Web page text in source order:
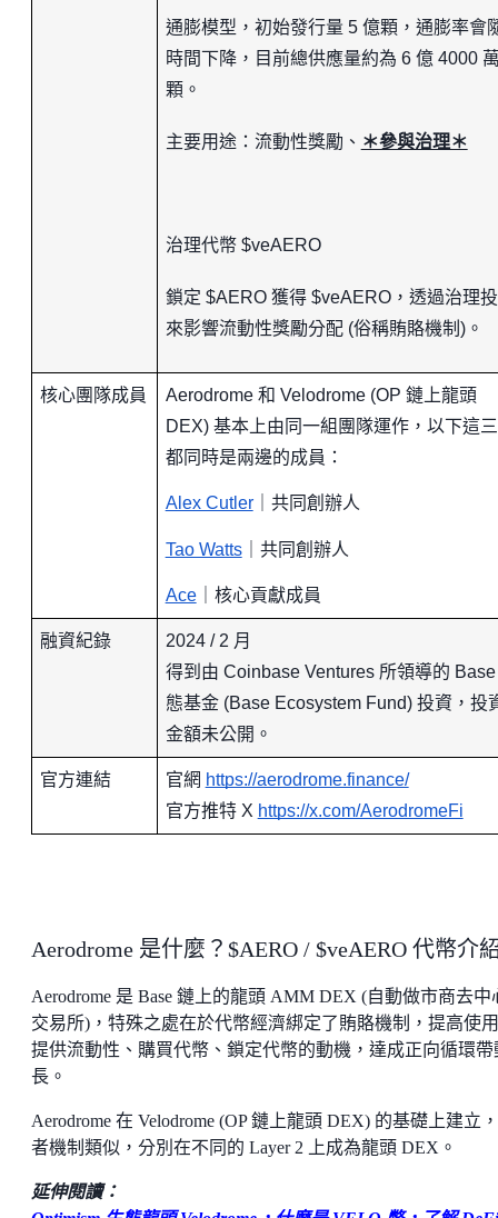
通膨模型，初始發行量 5 億顆，通膨率會
時間下降，目前總供應量約為 6 億4000
顆 。
主要用途：流動性獎勵、 ＊參與治理＊
治理代幣$veAERO
鎖定 $AERO 獲得$veAERO， 透過治理
來影響流動性獎勵分配(俗稱賄賂機制 )。
核心團隊成員
Aerodrome 和 Velodrome (OP 鏈上龍頭
DEX) 基本上由同一組團隊運作，以下這
都同時是兩邊的成員：
Alex Cutler｜共同創辦人
Tao Watts｜共同創辦人
Ace｜核心貢獻成員
融資紀錄
2024 / 2 月
得到由 Coinbase Ventures 所領導的
態基金 (Base Ecosystem Fund) 投資，投
金額未公開。
官方連結 官網 https://aerodrome.finance/
官方推特 X https://x.com/AerodromeFi
Aerodrome 是什麼？$AERO / $veAERO 代幣介
Aerodrome 是 Base 鏈上的龍頭 AMM DEX (自動做市商去中
交易所)，特殊之處在於代幣經濟綁定了賄賂機制，提高使
提供流動性、購買代幣、鎖定代幣的動機，達成正向循環帶
長。
Aerodrome 在 Velodrome (OP 鏈上龍頭 DEX) 的基礎上建立
者機制類似，分別在不同的 Layer 2 上成為龍頭 DEX。
延伸閱讀：